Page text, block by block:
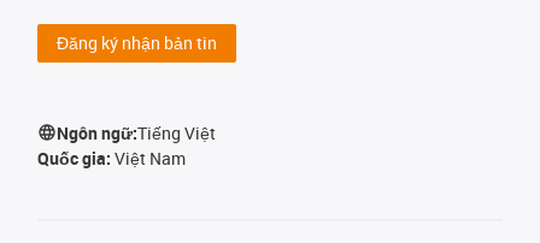
Đăng ký nhận bản tin
Ngôn ngữ:Tiếng Việt
Quốc gia: Việt Nam